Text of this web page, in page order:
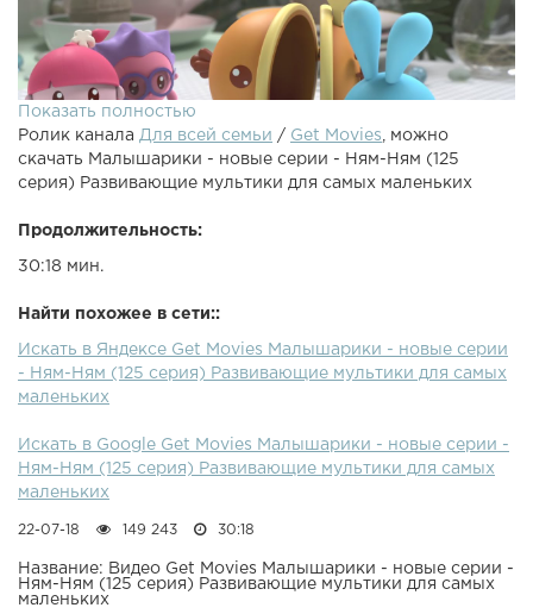
Нюшенки новый друг по имени Ням-Ням. Крошик и Ёжик
присоединилась Пандочка. Все они хотят покормить
Ням-Няма, но кажется он объелся и сломался. Надо
давать Ням-Няму еду часто, но понемножку. Давайте
мультики для маленьких:Малышарики Фломастеры
Малышарики Мишка Малышарики Пароход Малышарики
Чемпионы Малышарики Робот Малышарики Автобус
развивающий мультфильм "Малышарики" предназначен
для малышей от 0 до 4 лет. Играем, учимся и поём
Показать полностью
Ролик канала Для всей семьи / Get Movies , можно
скачать Малышарики - новые серии - Ням-Ням (125
серия) Развивающие мультики для самых маленьких
Продолжительность:
30:18 мин.
Найти похожее в сети::
Искать в Яндексе Get Movies Малышарики - новые серии
- Ням-Ням (125 серия) Развивающие мультики для самых
маленьких
Искать в Google Get Movies Малышарики - новые серии -
Ням-Ням (125 серия) Развивающие мультики для самых
маленьких
22-07-18 149 243 30:18
Название: Видео Get Movies Малышарики - новые серии -
Ням-Ням (125 серия) Развивающие мультики для самых
маленьких